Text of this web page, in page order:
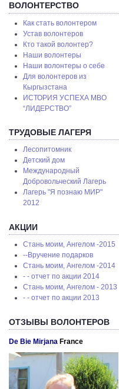
ВОЛОНТЕРСТВО
Как стать волонтером
Устав волонтеров
Кто такой волонтер?
Наши волонтеры
Наши волонтеры о себе
Для волонтеров из
Кыргызстана
ИСТОРИЯ УСПЕХА МВО
“ЛИДЕРСТВО”
ТРУДОВЫЕ ЛАГЕРЯ
Лесопитомник
Детский дом
Международный
Добровольческий Лагерь
Лагерь "Я познаю МИР"
2012
АКЦИИ
Стань моим, Ангелом -2015
--Вручение подарков
Стань моим, Ангелом -2014
- - отчет по акции 2014
Стань моим, Ангелом - 2013
- - отчет по акции 2013
ОТЗЫВЫ ВОЛОНТЕРОВ
De Bie Mirjana France